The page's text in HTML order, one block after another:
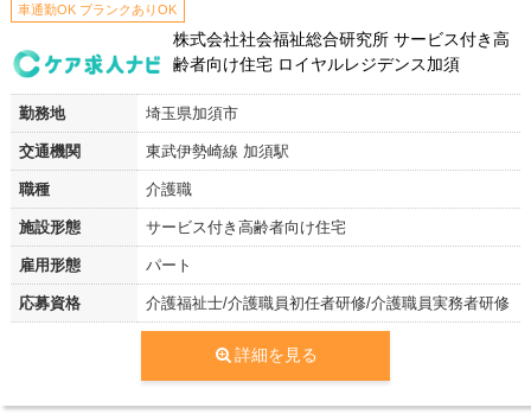
車通勤OK ブランクありOK
株式会社社会福祉総合研究所 サービス付き高
齢者向け住宅 ロイヤルレジデンス加須
勤務地 埼玉県加須市
交通機関 東武伊勢崎線 加須駅
職種 介護職
施設形態 サービス付き高齢者向け住宅
雇用形態 パート
応募資格 介護福祉士/介護職員初任者研修/介護職員実務者研修
詳細を見る